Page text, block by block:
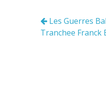
o
k
Navigation
des
Les Guerres
Tranchee Franck